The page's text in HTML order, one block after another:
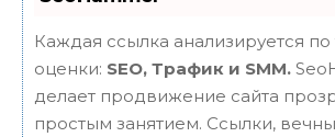
Каждая ссылка анализируется
оценки: SEO, Трафик и SMM.
делает продвижение сайта
простым занятием. Ссылки,